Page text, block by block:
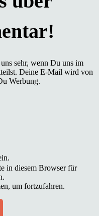
sehr, wenn Du uns im
Deine E-Mail wird von
Werbung.
in diesem Browser für
um fortzufahren.